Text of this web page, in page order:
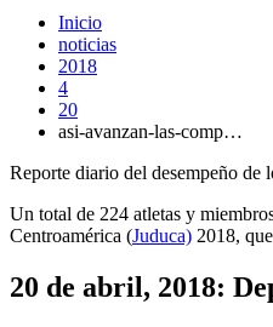
Inicio
noticias
2018
4
20
asi-avanzan-las-comp…
Reporte diario del desempeño de
Un total de 224 atletas y
Centroamérica (Juduca) 2018,
20 de abril, 2018: